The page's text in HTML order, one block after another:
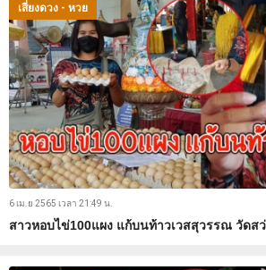
เสี่ยงดวง - หวย
6 เม.ย 2565 เวลา 21:49 น.
สาวหอบไข่100แผง แก้บนท้าวเวสสุวรรณ วัดส